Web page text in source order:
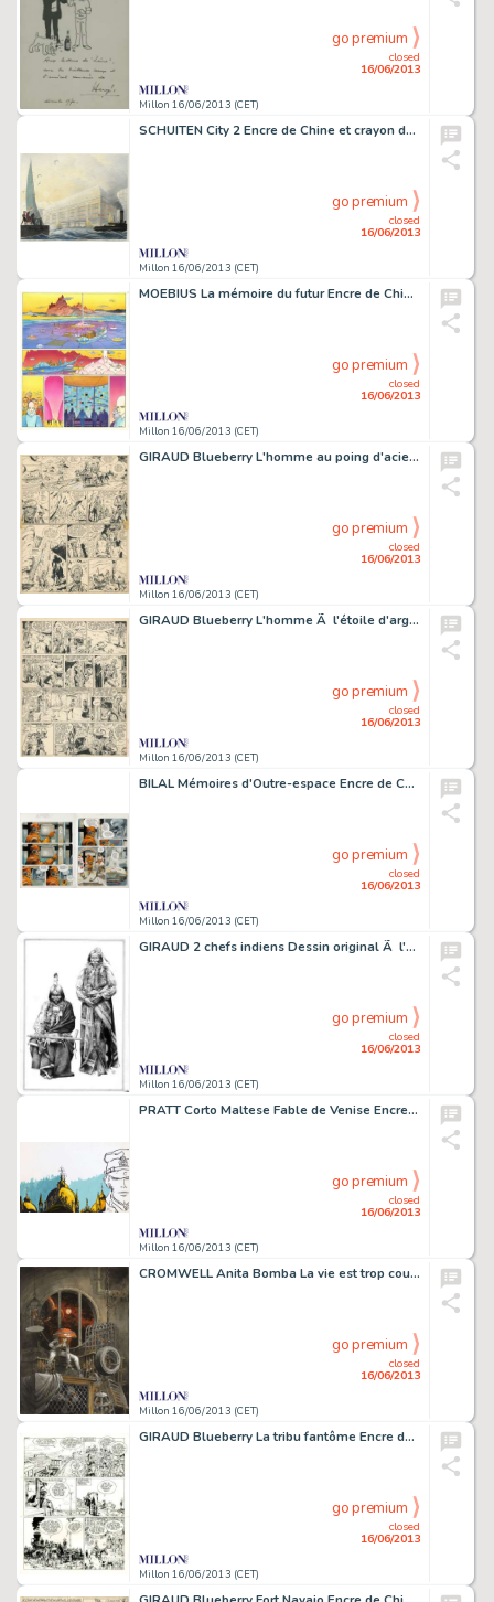
Millon 16/06/2013 (CET)
closed
16/06/2013
go premium
SCHUITEN City 2 Encre de Chine et crayon de couleurs pour le dessin original
Millon 16/06/2013 (CET)
closed
16/06/2013
go premium
MOEBIUS La mémoire du futur Encre de Chine et de couleur pour cette très
Millon 16/06/2013 (CET)
closed
16/06/2013
go premium
GIRAUD Blueberry L'homme au poing d'acier Encre de Chine pour la planche
Millon 16/06/2013 (CET)
closed
16/06/2013
go premium
GIRAUD Blueberry L'homme Ã l'étoile d'argent Encre de Chine pour la planche
Millon 16/06/2013 (CET)
closed
16/06/2013
go premium
BILAL Mémoires d'Outre-espace Encre de Chine et de couleur pour ces 2
Millon 16/06/2013 (CET)
closed
16/06/2013
go premium
GIRAUD 2 chefs indiens Dessin original Ã l'encre de chine pour un poster
Millon 16/06/2013 (CET)
closed
16/06/2013
go premium
PRATT Corto Maltese Fable de Venise Encre de Chine, feutre et gouache
Millon 16/06/2013 (CET)
closed
16/06/2013
go premium
CROMWELL Anita Bomba La vie est trop courteÂ… Encre de Chine et de couleur
Millon 16/06/2013 (CET)
closed
16/06/2013
go premium
GIRAUD Blueberry La tribu fantôme Encre de Chine pour la planche 39 de
Millon 16/06/2013 (CET)
closed
16/06/2013
go premium